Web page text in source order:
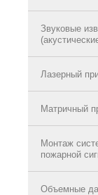
Звуковые
Лазерный
Матричный
Монтаж
пожарной
Объемные